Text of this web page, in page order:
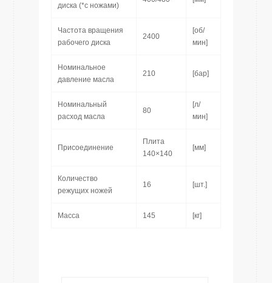
диска (*с ножами)
Частота вращения
рабочего диска
2400
[об/
мин]
Номинальное
давление масла
210 [бар]
Номинальный
расход масла
80
[л/
мин]
Присоединение
Плита
140×140
[мм]
Количество
режущих ножей
16 [шт.]
Масса 145 [кг]